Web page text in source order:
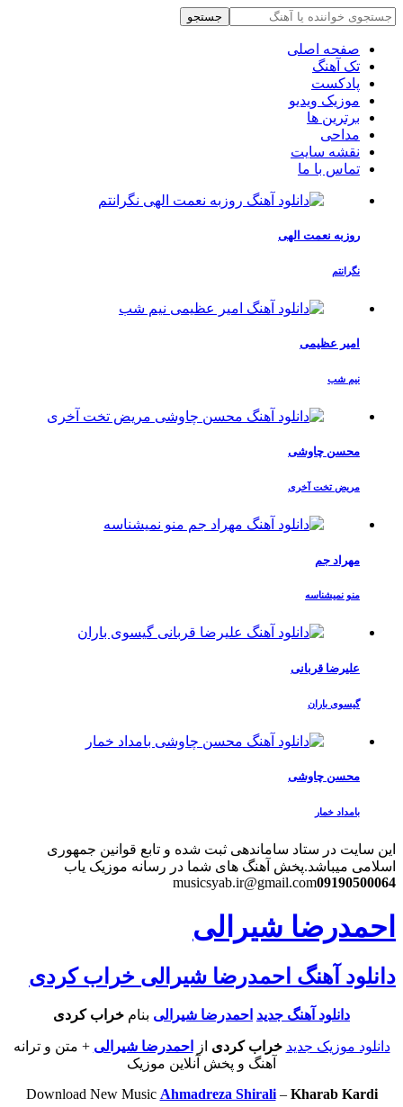
جستجو
صفحه اصلی
تک آهنگ
پادکست
موزیک ویدیو
برترین ها
مداحی
نقشه سایت
تماس با ما
روزبه نعمت الهی
نگرانتم
امیر عظیمی
نیم شب
محسن چاوشی
مریض تخت آخری
مهراد جم
منو نمیشناسه
علیرضا قربانی
گیسوی باران
محسن چاوشی
بامداد خمار
این سایت در ستاد ساماندهی ثبت شده و تابع قوانین جمهوری
اسلامی میباشد.پخش آهنگ های شما در رسانه موزیک یاب
musicsyab.ir@gmail.com09190500064
احمدرضا شیرالی
دانلود آهنگ احمدرضا شیرالی خراب کردی
دانلود آهنگ جديد احمدرضا شیرالی بنام خراب کردی
دانلود موزیک جديد خراب کردی از احمدرضا شیرالی + متن و ترانه
آهنگ و پخش آنلاين موزيک
Download New Music Ahmadreza Shirali– Kharab Kardi